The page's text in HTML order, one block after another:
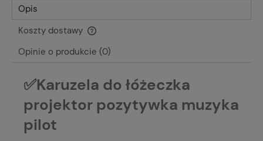
Opis
Koszty dostawy
Cena nie zawiera ewentualnych kosztów płatności
Opinie o produkcie (0)
✅Karuzela do łóżeczka
projektor pozytywka muzyka
pilot